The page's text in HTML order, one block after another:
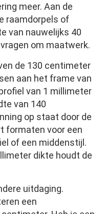
meer. Aan de
raamdorpels of
van nauwelijks 40
om maatwerk.
de 130 centimeter
aan het frame van
van 1 millimeter
van 140
op staat door de
formaten voor een
of een middenstijl.
dikte houdt de
uitdaging.
een